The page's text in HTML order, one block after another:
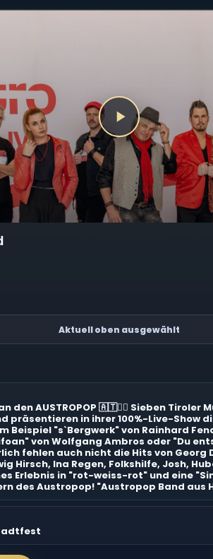
Aktuell oben ausgewählt
den AUSTROPOP 🇦🇹✌🏼 Sieben Tiroler
präsentieren in ihrer 100%-Live-Show
Beispiel "s`Bergwerk" von Rainhard
von Wolfgang Ambros oder "Du
fehlen auch nicht die Hits von Georg
Hirsch, Ina Regen, Folkshilfe, Josh,
Erlebnis in "rot-weiss-rot" und eine
des Austropop! "Austropop Band aus